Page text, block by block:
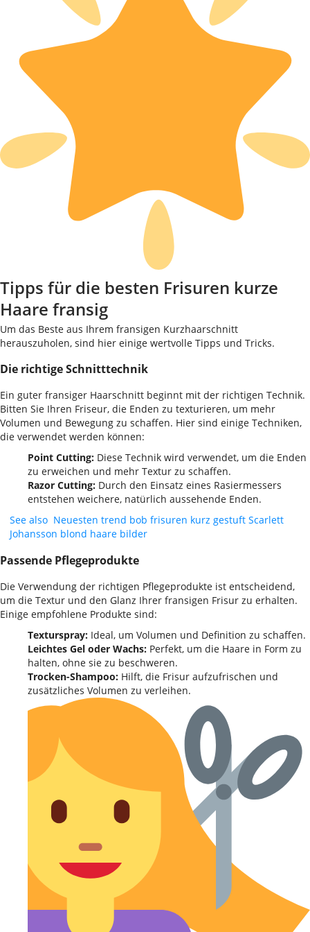
Tipps für die besten Frisuren kurze
Haare fransig
Um das Beste aus Ihrem fransigen Kurzhaarschnitt
herauszuholen, sind hier einige wertvolle Tipps und Tricks.
Die richtige Schnitttechnik
Ein guter fransiger Haarschnitt beginnt mit der richtigen Technik.
Bitten Sie Ihren Friseur, die Enden zu texturieren, um mehr
Volumen und Bewegung zu schaffen. Hier sind einige Techniken,
die verwendet werden können:
Point Cutting: Diese Technik wird verwendet, um die Enden
zu erweichen und mehr Textur zu schaffen.
Razor Cutting: Durch den Einsatz eines Rasiermessers
entstehen weichere, natürlich aussehende Enden.
See also Neuesten trend bob frisuren kurz gestuft Scarlett
Johansson blond haare bilder
Passende Pflegeprodukte
Die Verwendung der richtigen Pflegeprodukte ist entscheidend,
um die Textur und den Glanz Ihrer fransigen Frisur zu erhalten.
Einige empfohlene Produkte sind:
Texturspray: Ideal, um Volumen und Definition zu schaffen.
Leichtes Gel oder Wachs: Perfekt, um die Haare in Form zu
halten, ohne sie zu beschweren.
Trocken-Shampoo: Hilft, die Frisur aufzufrischen und
zusätzliches Volumen zu verleihen.